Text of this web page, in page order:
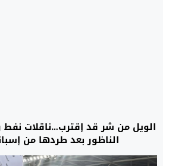
الويل من شر قد إقترب…ناقلات
الناظور بعد طردها من